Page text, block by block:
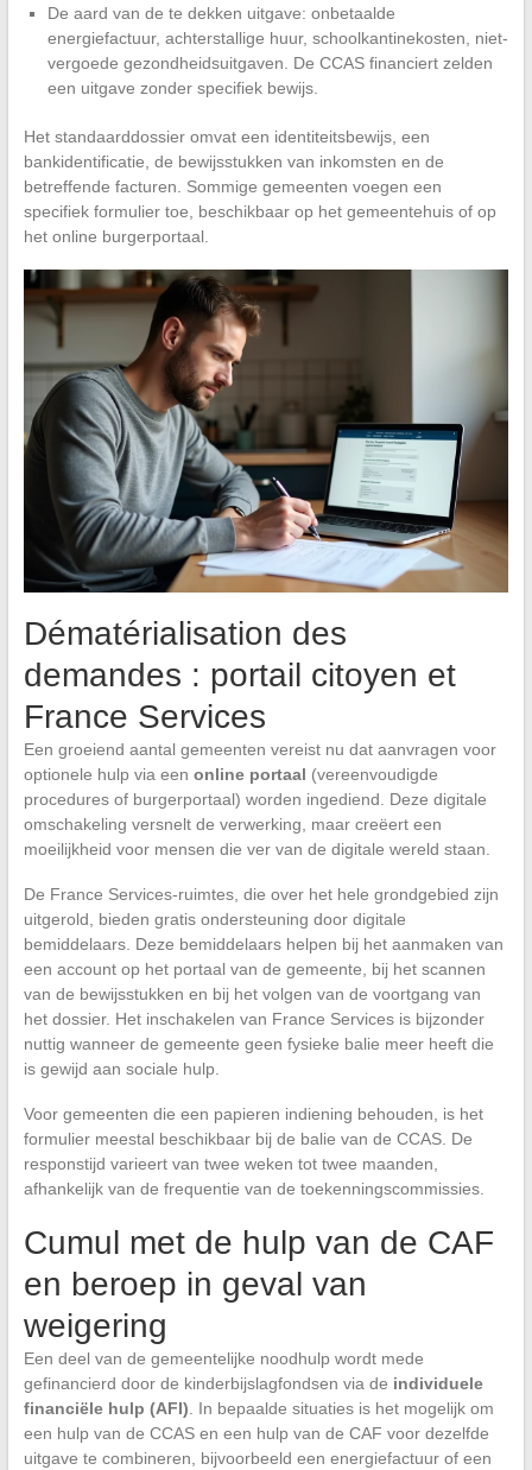
De aard van de te dekken uitgave: onbetaalde
energiefactuur, achterstallige huur, schoolkantinekosten, niet-
vergoede gezondheidsuitgaven. De CCAS financiert zelden
een uitgave zonder specifiek bewijs.
Het standaarddossier omvat een identiteitsbewijs, een
bankidentificatie, de bewijsstukken van inkomsten en de
betreffende facturen. Sommige gemeenten voegen een
specifiek formulier toe, beschikbaar op het gemeentehuis of op
het online burgerportaal.
Dématérialisation des
demandes : portail citoyen et
France Services
Een groeiend aantal gemeenten vereist nu dat aanvragen voor
optionele hulp via een online portaal (vereenvoudigde
procedures of burgerportaal) worden ingediend. Deze digitale
omschakeling versnelt de verwerking, maar creëert een
moeilijkheid voor mensen die ver van de digitale wereld staan.
De France Services-ruimtes, die over het hele grondgebied zijn
uitgerold, bieden gratis ondersteuning door digitale
bemiddelaars. Deze bemiddelaars helpen bij het aanmaken van
een account op het portaal van de gemeente, bij het scannen
van de bewijsstukken en bij het volgen van de voortgang van
het dossier. Het inschakelen van France Services is bijzonder
nuttig wanneer de gemeente geen fysieke balie meer heeft die
is gewijd aan sociale hulp.
Voor gemeenten die een papieren indiening behouden, is het
formulier meestal beschikbaar bij de balie van de CCAS. De
responstijd varieert van twee weken tot twee maanden,
afhankelijk van de frequentie van de toekenningscommissies.
Cumul met de hulp van de CAF
en beroep in geval van
weigering
Een deel van de gemeentelijke noodhulp wordt mede
gefinancierd door de kinderbijslagfondsen via de individuele
financiële hulp (AFI) . In bepaalde situaties is het mogelijk om
een hulp van de CCAS en een hulp van de CAF voor dezelfde
uitgave te combineren, bijvoorbeeld een energiefactuur of een